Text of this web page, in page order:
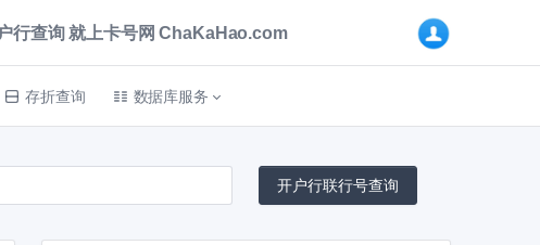
行查询 就上卡号网 ChaKaHao.com
存折查询 数据库服务